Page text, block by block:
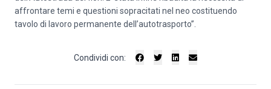
affrontare temi e questioni sopracitati nel neo costituendo
tavolo di lavoro permanente dell’autotrasporto”.
Condividi con: